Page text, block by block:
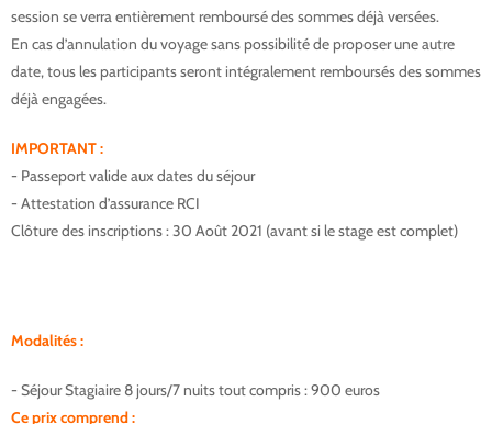
session se verra entièrement remboursé des sommes déjà versées.
En cas d’annulation du voyage sans possibilité de proposer une autre
date, tous les participants seront intégralement remboursés des sommes
déjà engagées.
IMPORTANT :
- Passeport valide aux dates du séjour
- Attestation d’assurance RCI
Clôture des inscriptions : 30 Août 2021 (avant si le stage est complet)
Modalités :
- Séjour Stagiaire 8 jours/7 nuits tout compris : 900 euros
Ce prix comprend :